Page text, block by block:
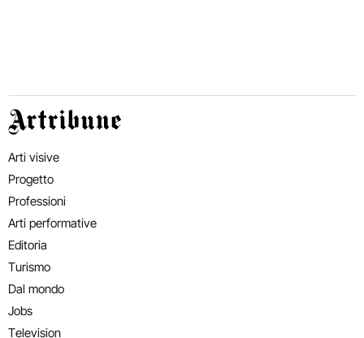
Artribune
Arti visive
Progetto
Professioni
Arti performative
Editoria
Turismo
Dal mondo
Jobs
Television